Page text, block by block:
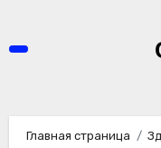
Главная страница